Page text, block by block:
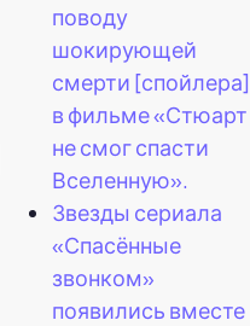
поводу
шокирующей
смерти [спойлера]
в фильме «Стюарт
не смог спасти
Вселенную».
Звезды сериала
«Спасённые
звонком»
появились вместе